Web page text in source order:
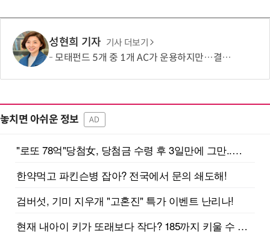
성현희 기자 기사 더보기
모태펀드 5개 중 1개 AC가 운용하지만…결성액 비중은 5.6%
놓치면 아쉬운 정보 AD